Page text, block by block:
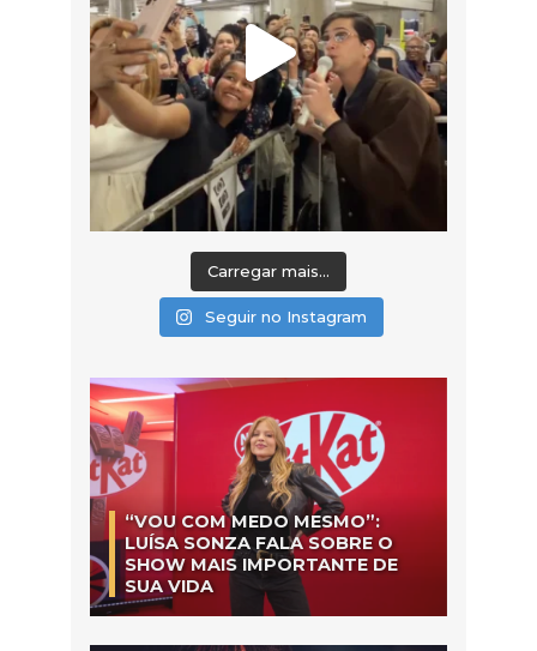
Carregar mais...
Seguir no Instagram
“VOU COM MEDO MESMO”:
LUÍSA SONZA FALA SOBRE O
SHOW MAIS IMPORTANTE DE
SUA VIDA